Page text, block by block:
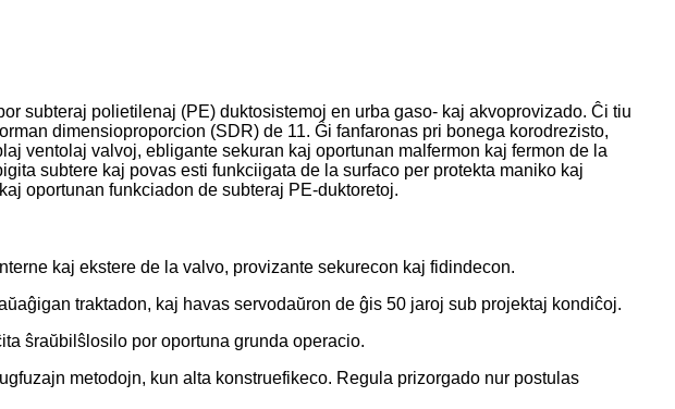
subteraj polietilenaj (PE) duktosistemoj en urba gaso- kaj akvoprovizado. Ĉi tiu
dimensioproporcion (SDR) de 11. Ĝi fanfaronas pri bonega korodrezisto,
ventolaj valvoj, ebligante sekuran kaj oportunan malfermon kaj fermon de la
subtere kaj povas esti funkciigata de la surfaco per protekta maniko kaj
oportunan funkciadon de subteraj PE-duktoretoj.
kaj ekstere de la valvo, provizante sekurecon kaj fidindecon.
traktadon, kaj havas servodaŭron de ĝis 50 jaroj sub projektaj kondiĉoj.
ŝraŭbilŝlosilo por oportuna grunda operacio.
metodojn, kun alta konstruefikeco. Regula prizorgado nur postulas